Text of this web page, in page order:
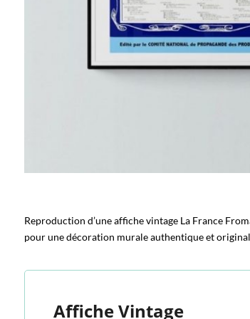
Reproduction d’une affiche vintage La France
pour une décoration murale authentique et
Affiche Vintage